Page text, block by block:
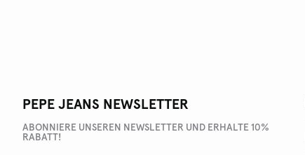
PEPE JEANS NEWSLETTER
ABONNIERE UNSEREN NEWSLETTER UND ERHALTE 10%
RABATT!